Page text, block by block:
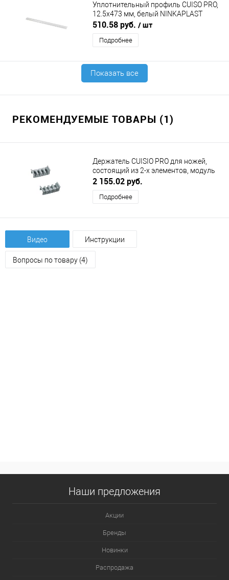
Уплотнительный профиль CUISO PRO,
12.5х473 мм, белый NINKAPLAST
(НИНКАПЛАСТ)
510.58 руб. / шт
Подробнее
Показать все
РЕКОМЕНДУЕМЫЕ ТОВАРЫ (1)
Держатель CUISIO PRO для ножей,
состоящий из 2-х элементов, модуль
150 мм, серый NINKAPLAST
(НИНКАПЛАСТ)
2 155.02 руб.
Подробнее
Видео Инструкции
Вопросы по товару (4)
Наши предложения
Акции
Бренды
Новинки
Распродажа